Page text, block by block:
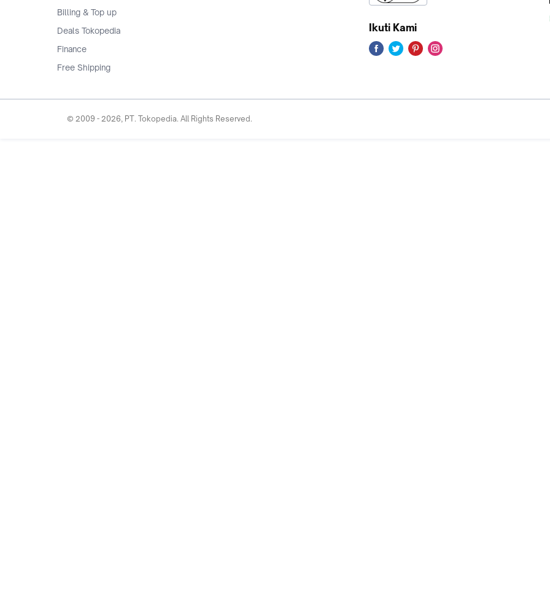
Billing & Top up
Deals Tokopedia
Finance
Free Shipping
Ikuti Kami
© 2009 - 2026, PT. Tokopedia. All Rights Reserved.